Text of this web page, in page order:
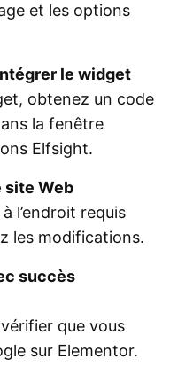
et les options
le widget
obtenez un code
la fenêtre
Elfsight.
site Web
l’endroit requis
les modifications.
succès
que vous
sur Elementor.